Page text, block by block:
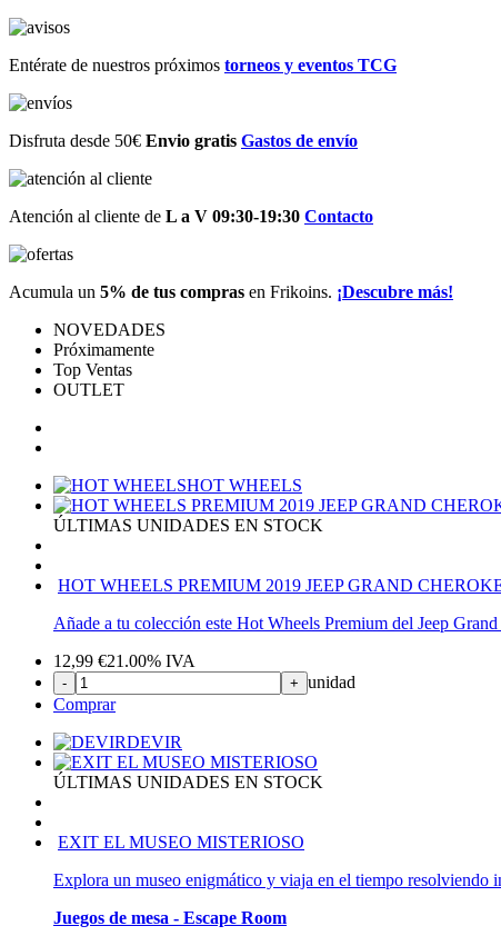
Entérate de nuestros próximos torneos y eventos TCG
Disfruta desde 50€ Envio gratis Gastos de envío
Atención al cliente de L a V 09:30-19:30 Contacto
Acumula un 5% de tus compras en Frikoins. ¡Descubre más!
NOVEDADES
Próximamente
Top Ventas
OUTLET
HOT WHEELS
ÚLTIMAS UNIDADES EN STOCK
HOT WHEELS PREMIUM 2019 JEEP GRAND
Añade a tu colección este Hot Wheels Premium del Jeep
12,99 €21.00% IVA
- + unidad
Comprar
DEVIR
ÚLTIMAS UNIDADES EN STOCK
EXIT EL MUSEO MISTERIOSO
Explora un museo enigmático y viaja en el tiempo resolviendo
Juegos de mesa - Escape Room